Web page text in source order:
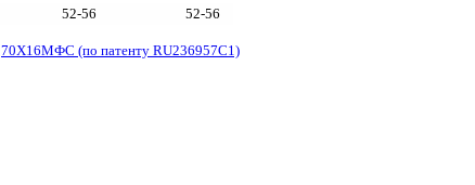
52-56 52-56
70Х16МФС (по патенту RU236957C1)